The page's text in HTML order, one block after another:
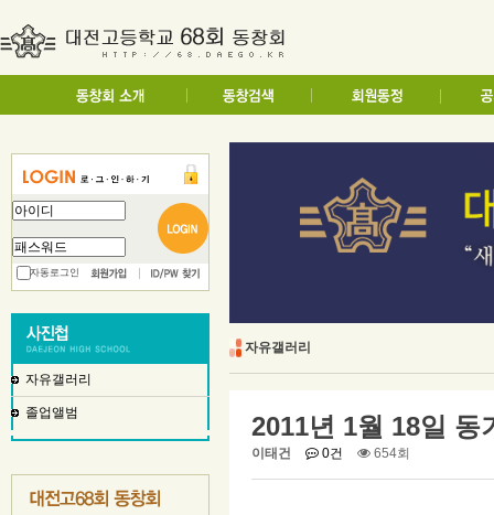
자동로그인
자유갤러리
졸업앨범
자유갤러리
2011년 1월 18일 동
이태건 0건 654회